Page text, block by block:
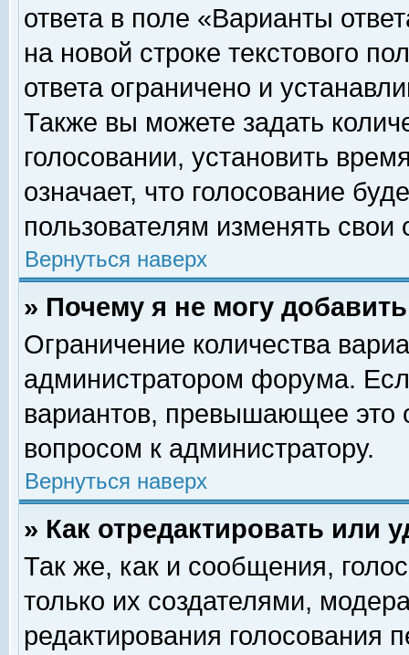
ответа в поле «Варианты
на новой строке текстового
ответа ограничено и
Также вы можете задать
голосовании, установить
означает, что голосование
пользователям изменять свои
Вернуться наверх
» Почему я не могу
Ограничение количества
администратором форума.
вариантов, превышающее это
вопросом к администратору.
Вернуться наверх
» Как отредактировать или
Так же, как и сообщения,
только их создателями,
редактирования голосования